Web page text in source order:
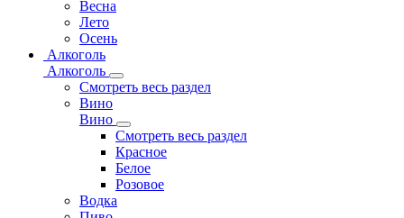
Весна
Лето
Осень
Алкоголь
Алкоголь
Смотреть весь раздел
Вино
Вино
Смотреть весь раздел
Красное
Белое
Розовое
Водка